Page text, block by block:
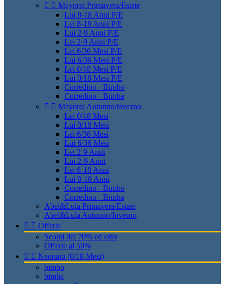
  Mayoral Primavera/Estate
Lui 8-18 Anni P/E
Lei 8-18 Anni P/E
Lui 2-9 Anni P/E
Lei 2-9 Anni P/E
Lei 6/36 Mesi P/E
Lui 6/36 Mesi P/E
Lei 0/18 Mesi P/E
Lui 0/18 Mesi P/E
Corredino - Bimbo
Corredino - Bimba
  Mayoral Autunno/Inverno
Lei 0/18 Mesi
Lui 0/18 Mesi
Lei 6/36 Mesi
Lui 6/36 Mesi
Lei 2-9 Anni
Lui 2-9 Anni
Lei 8-18 Anni
Lui 8-18 Anni
Corredino - Bimbo
Corredino - Bimba
Abel&Lula Primavera/Estate
Abel&Lula Autunno/Inverno
  Offerte
Sconti del 70% ed oltre
Offerte al 50%
  Neonato (0/18 Mesi)
bimbo
bimba